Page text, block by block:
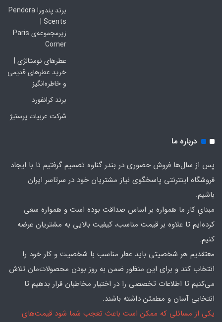
برند پندورا Pendora
Scents |
زیرمجموعه‌ی Paris
Corner
عطرهای نوستالژی |
خرید عطرهای قدیمی
و خاطره‌انگیز
برند کرانفورد
شرکت عربیات پرستیژ
درباره ما
پس از سال‌ها فروش حضوری در بندر گناوه تصمیم گرفتیم تا با ایجاد
فروشگاه اینترنتی پاسخگوی نیاز مشتریان خود در سرتاسر ایران
باشیم.
مبنایِ کار ما همواره بر اساس صداقت بوده است و همواره سعی
کرده‌ایم تا علاوه بر قیمت مناسب، کیفیت بالایی به مشتریان عرضه
کنیم.
معتقدیم هر شخصیتی باید عطر مناسب با شخصیت و کار خود را
انتخاب کند و برای این منظور ضمن به روز بودن محصولات‌مان تلاش
می‌کنیم تا اطلاعات تخصصی را در اختیار مخاطبان قرار بدهیم تا
انتخابی آسان و مطمئن داشته باشند.
یکی از مسائلی که ممکن است باعث تعجب شما شود قیمت‌های